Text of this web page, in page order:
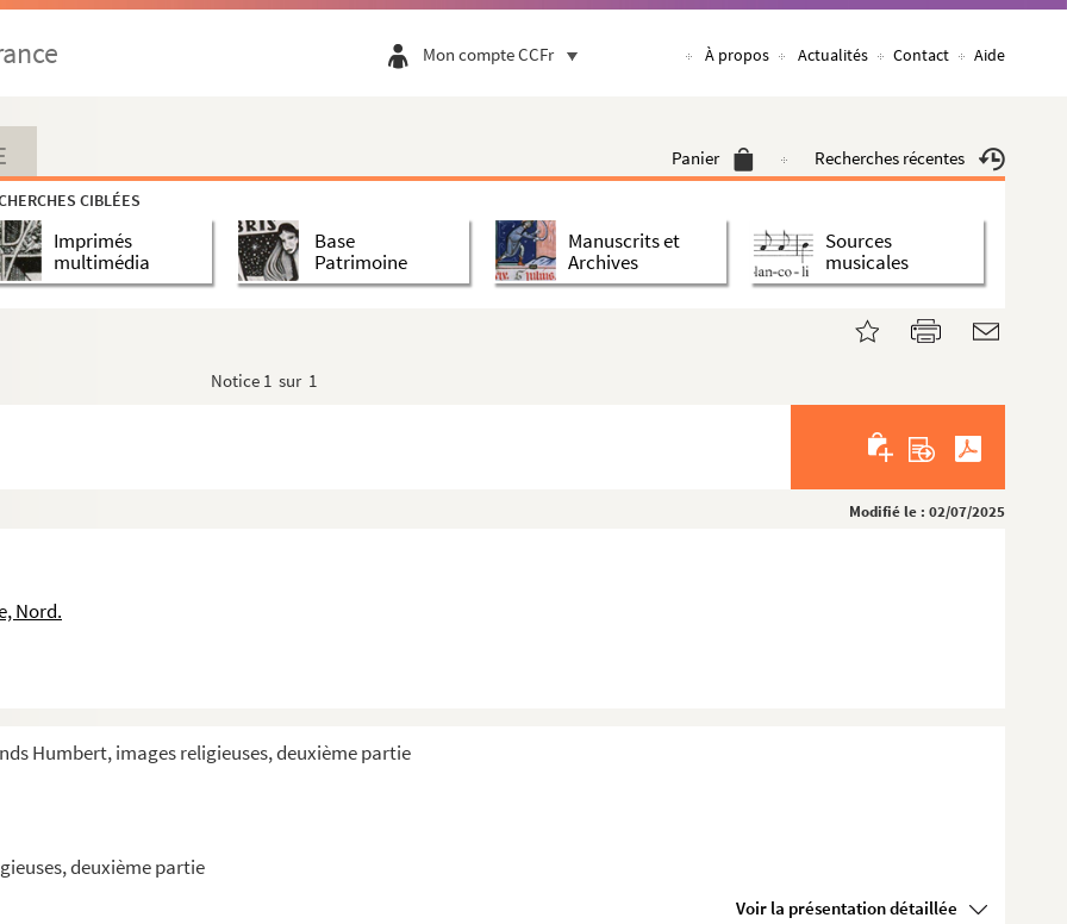
Mon compte CCFr À propos Actualités Contact Aide
Panier Recherches récentes
CIBLÉES
Imprimés
multimédia
Base
Patrimoine
Manuscrits et
Archives
Sources
musicales
Notice 1 sur 1
Modifié le : 02/07/2025
Nord.
Humbert, images religieuses, deuxième partie
deuxième partie
Voir la présentation détaillée
commence par G
par J
des frères mineurs de l'Observance
du Bec